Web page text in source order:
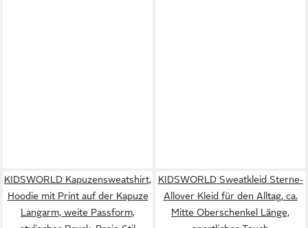
KIDSWORLD Kapuzensweatshirt,
Hoodie mit Print auf der Kapuze
Langarm, weite Passform,
KIDSWORLD Sweatkleid Sterne-
Allover Kleid für den Alltag, ca.
Mitte Oberschenkel Länge,